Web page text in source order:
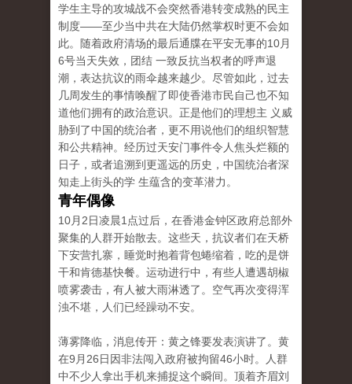
学生主导的攻城战不会突然香港转变成熟的民主
制度——至少当中共在大陆仍然掌权时更不会如
此。随着政府清场的最后通牒在平安无事的10月
6号当天失效，团结 一致反抗当权者的呼声退
潮，表达抗议的雨伞越来越少。尽管如此，过去
几周发生的事情唤醒了即使香港市民自己也不知
道他们拥有的政治意识。正是他们的理想主 义威
胁到了中国的统治者，更不用说他们的组织智慧
和公共精神。经历过天安门事件令人焦头烂额的
日子，或者追溯到更遥远的历史，中国统治者深
知走上街头的学 生蕴含的变革潜力。
青年偶像
10月2日凌晨1点过后，在香港金钟区政府总部外
聚集的人群开始散去。这些天，抗议者们在天桥
下安营扎寨，睡觉时抱着背包蜷缩着，吃的是饼
干和肯德基快餐。运动进行中，有些人遭遇胡椒
喷雾袭击，有人被大雨淋透了。空气再次变得浑
浊不堪，人们已经躁动不安。
薄雾降临，消息传开：黄之锋要发表演讲了。黄
在9月26日因非法闯入政府被拘留46小时。人群
中不少人拿出手机来捕捉这个瞬间。顶着齐眉刘